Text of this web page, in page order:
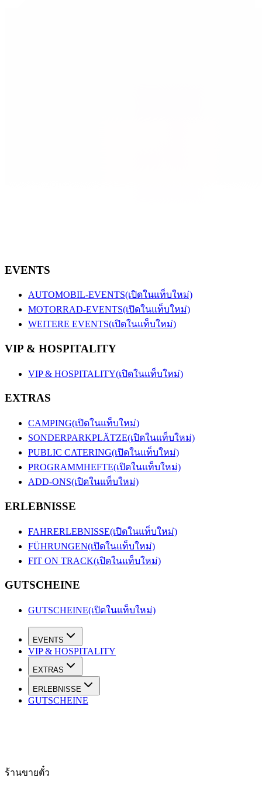
EVENTS
AUTOMOBIL-EVENTS(เปิดในแท็บใหม่)
MOTORRAD-EVENTS(เปิดในแท็บใหม่)
WEITERE EVENTS(เปิดในแท็บใหม่)
VIP & HOSPITALITY
VIP & HOSPITALITY(เปิดในแท็บใหม่)
EXTRAS
CAMPING(เปิดในแท็บใหม่)
SONDERPARKPLÄTZE(เปิดในแท็บใหม่)
PUBLIC CATERING(เปิดในแท็บใหม่)
PROGRAMMHEFTE(เปิดในแท็บใหม่)
ADD-ONS(เปิดในแท็บใหม่)
ERLEBNISSE
FAHRERLEBNISSE(เปิดในแท็บใหม่)
FÜHRUNGEN(เปิดในแท็บใหม่)
FIT ON TRACK(เปิดในแท็บใหม่)
GUTSCHEINE
GUTSCHEINE(เปิดในแท็บใหม่)
EVENTS
VIP & HOSPITALITY
EXTRAS
ERLEBNISSE
GUTSCHEINE
ร้านขายตั๋ว